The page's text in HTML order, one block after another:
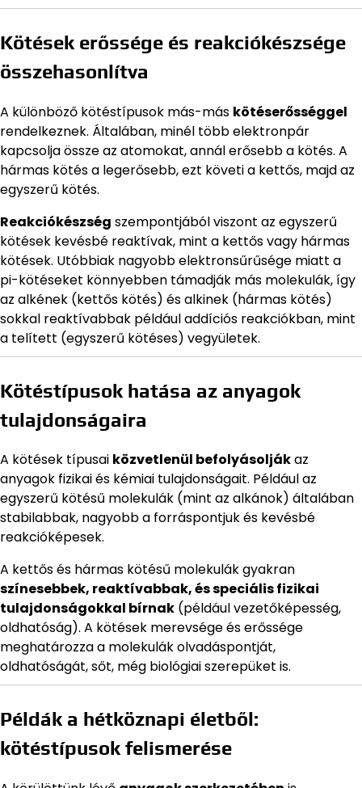
Kötések erőssége és reakciókészsége
összehasonlítva
A különböző kötéstípusok más-más kötéserősséggel
rendelkeznek. Általában, minél több elektronpár
kapcsolja össze az atomokat, annál erősebb a kötés. A
hármas kötés a legerősebb, ezt követi a kettős, majd az
egyszerű kötés.
Reakciókészség szempontjából viszont az egyszerű
kötések kevésbé reaktívak, mint a kettős vagy hármas
kötések. Utóbbiak nagyobb elektronsűrűsége miatt a
pi-kötéseket könnyebben támadják más molekulák, így
az alkének (kettős kötés) és alkinek (hármas kötés)
sokkal reaktívabbak például addíciós reakciókban, mint
a telített (egyszerű kötéses) vegyületek.
Kötéstípusok hatása az anyagok
tulajdonságaira
A kötések típusai közvetlenül befolyásoljákaz
anyagok fizikai és kémiai tulajdonságait. Például az
egyszerű kötésű molekulák (mint az alkánok) általában
stabilabbak, nagyobb a forráspontjuk és kevésbé
reakcióképesek.
A kettős és hármas kötésű molekulák gyakran
színesebbek, reaktívabbak, és speciális fizikai
tulajdonságokkal bírnak (például vezetőképesség,
oldhatóság). A kötések merevsége és erőssége
meghatározza a molekulák olvadáspontját,
oldhatóságát, sőt, még biológiai szerepüket is.
Példák a hétköznapi életből:
kötéstípusok felismerése